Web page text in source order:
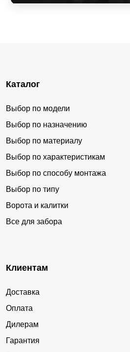
Каталог
Выбор по модели
Выбор по назначению
Выбор по материалу
Выбор по характеристикам
Выбор по способу монтажа
Выбор по типу
Ворота и калитки
Все для забора
Клиентам
Доставка
Оплата
Дилерам
Гарантия